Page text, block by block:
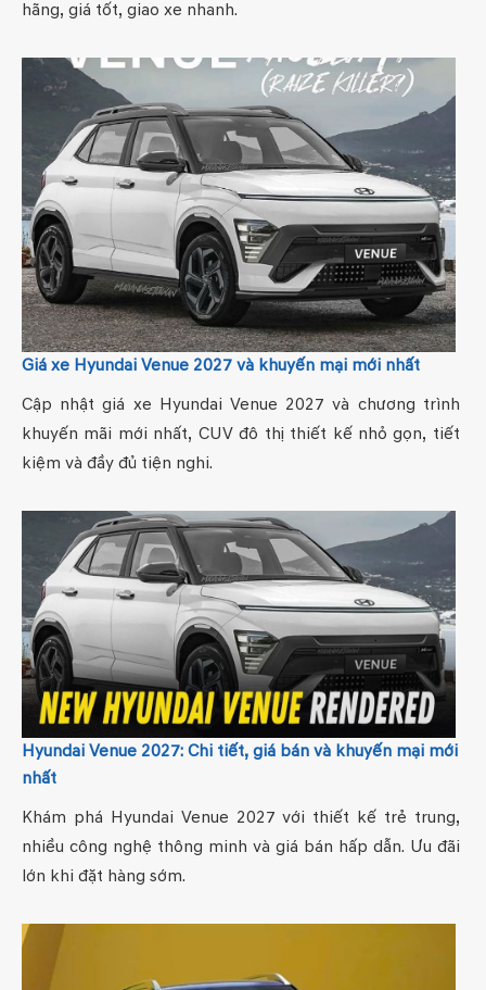
hãng, giá tốt, giao xe nhanh.
Giá xe Hyundai Venue 2027 và khuyến mại mới nhất
Cập nhật giá xe Hyundai Venue 2027 và chương trình
khuyến mãi mới nhất, CUV đô thị thiết kế nhỏ gọn, tiết
kiệm và đầy đủ tiện nghi.
Hyundai Venue 2027: Chi tiết, giá bán và khuyến mại mới
nhất
Khám phá Hyundai Venue 2027 với thiết kế trẻ trung,
nhiều công nghệ thông minh và giá bán hấp dẫn. Ưu đãi
lớn khi đặt hàng sớm.